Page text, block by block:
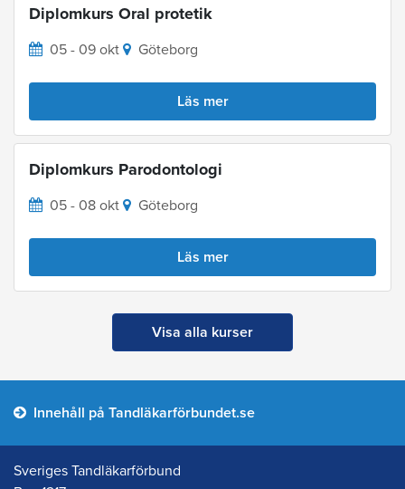
Diplomkurs Oral protetik
05 - 09 okt Göteborg
Läs mer
Diplomkurs Parodontologi
05 - 08 okt Göteborg
Läs mer
Visa alla kurser
Innehåll på Tandläkarförbundet.se
Sveriges Tandläkarförbund